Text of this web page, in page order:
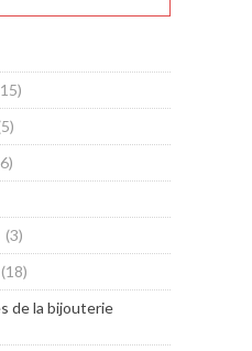
(3)
(18)
de la bijouterie